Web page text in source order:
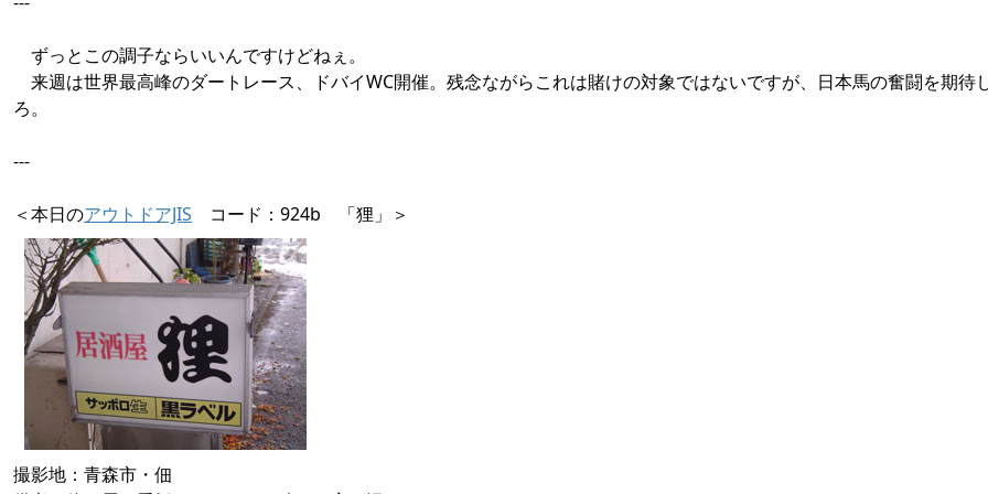
ずっとこの調子ならいいんですけどねぇ。
来週は世界最高峰のダートレース、ドバイWC開催。残念ながらこれは賭けの対象ではないですが、日本馬の奮闘を期待
ろ。
---
＜本日のアウトドアJIS コード：924b 「狸」＞
撮影地：青森市・佃